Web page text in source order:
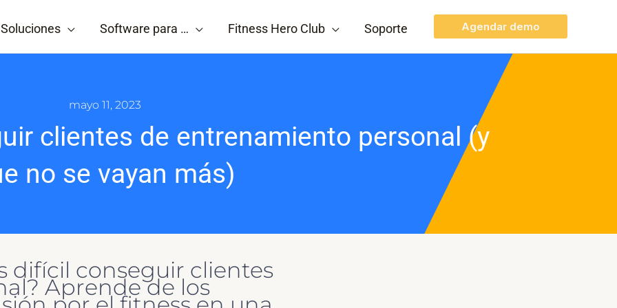
Soluciones Software para … Fitness Hero Club Soporte Agendar demo
mayo 11, 2023
clientes de entrenamiento personal (y
no se vayan más)
difícil conseguir clientes
Aprende de los